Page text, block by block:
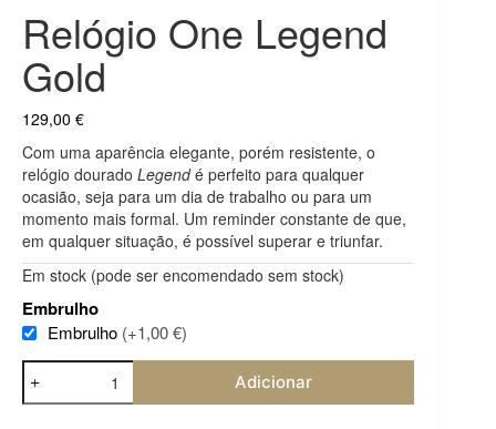
Relógio One Legend
Gold
129,00 €
Com uma aparência elegante, porém resistente, o
relógio dourado Legendé perfeito para qualquer
ocasião, seja para um dia de trabalho ou para um
momento mais formal. Um reminder constante de que,
em qualquer situação, é possível superar e triunfar.
Em stock (pode ser encomendado sem stock)
Embrulho
Embrulho (+1,00 €)
Quantidade
de
Adicionar